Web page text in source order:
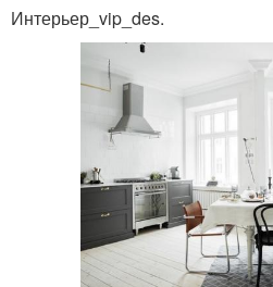
Интерьер_vip_des.